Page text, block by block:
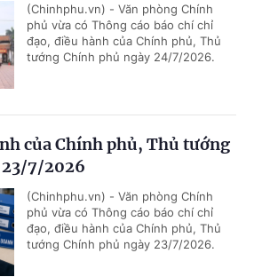
(Chinhphu.vn) - Văn phòng Chính
phủ vừa có Thông cáo báo chí chỉ
đạo, điều hành của Chính phủ, Thủ
tướng Chính phủ ngày 24/7/2026.
của Chính phủ, Thủ tướng
7/2026
(Chinhphu.vn) - Văn phòng Chính
phủ vừa có Thông cáo báo chí chỉ
đạo, điều hành của Chính phủ, Thủ
tướng Chính phủ ngày 23/7/2026.